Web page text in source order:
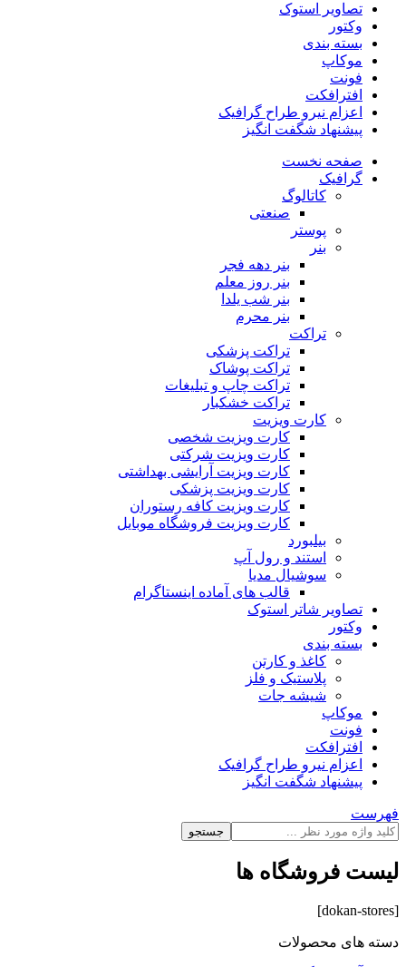
تصاویر استوک
وکتور
بسته بندی
موکاپ
فونت
افترافکت
اعزام نیرو طراح گرافیک
پیشنهاد شگفت انگیز
صفحه نخست
گرافیک
کاتالوگ
صنعتی
پوستر
بنر
بنر دهه فجر
بنر روز معلم
بنر شب یلدا
بنر محرم
تراکت
تراکت پزشکی
تراکت پوشاک
تراکت چاپ و تبلیغات
تراکت خشکبار
کارت ویزیت
کارت ویزیت شخصی
کارت ویزیت شرکتی
کارت ویزیت آرایشی بهداشتی
کارت ویزیت پزشکی
کارت ویزیت کافه رستوران
کارت ویزیت فروشگاه موبایل
بیلبورد
استند و رول آپ
سوشیال مدیا
قالب های آماده اینستاگرام
تصاویر شاتر استوک
وکتور
بسته بندی
کاغذ و کارتن
پلاستیک و فلز
شیشه جات
موکاپ
فونت
افترافکت
اعزام نیرو طراح گرافیک
پیشنهاد شگفت انگیز
فهرست
جستجو
لیست فروشگاه ها
[dokan-stores]
دسته های محصولات